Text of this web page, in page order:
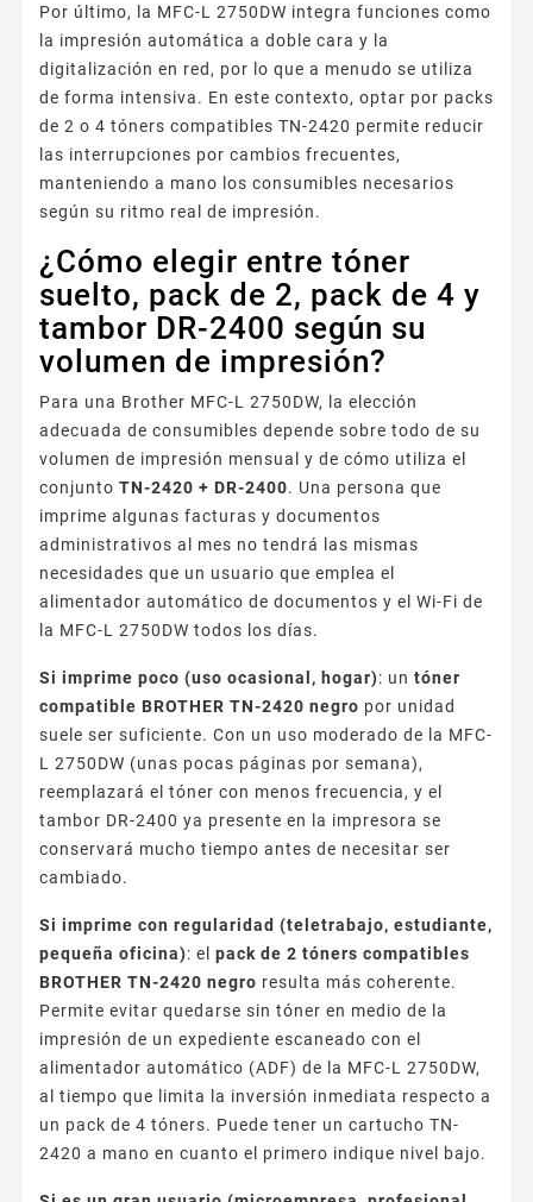
Por último, la MFC-L 2750DW integra funciones como
la impresión automática a doble cara y la
digitalización en red, por lo que a menudo se utiliza
de forma intensiva. En este contexto, optar por packs
de 2 o 4 tóners compatibles TN-2420 permite reducir
las interrupciones por cambios frecuentes,
manteniendo a mano los consumibles necesarios
según su ritmo real de impresión.
¿Cómo elegir entre tóner
suelto, pack de 2, pack de 4 y
tambor DR-2400 según su
volumen de impresión?
Para una Brother MFC-L 2750DW, la elección
adecuada de consumibles depende sobre todo de su
volumen de impresión mensual y de cómo utiliza el
conjunto TN-2420 + DR-2400. Una persona que
imprime algunas facturas y documentos
administrativos al mes no tendrá las mismas
necesidades que un usuario que emplea el
alimentador automático de documentos y el Wi-Fi de
la MFC-L 2750DW todos los días.
Si imprime poco (uso ocasional, hogar): un tóner
compatible BROTHER TN-2420 negro por unidad
suele ser suficiente. Con un uso moderado de la MFC-
L 2750DW (unas pocas páginas por semana),
reemplazará el tóner con menos frecuencia, y el
tambor DR-2400 ya presente en la impresora se
conservará mucho tiempo antes de necesitar ser
cambiado.
Si imprime con regularidad (teletrabajo, estudiante,
pequeña oficina): el pack de 2 tóners compatibles
BROTHER TN-2420 negro resulta más coherente.
Permite evitar quedarse sin tóner en medio de la
impresión de un expediente escaneado con el
alimentador automático (ADF) de la MFC-L 2750DW,
al tiempo que limita la inversión inmediata respecto a
un pack de 4 tóners. Puede tener un cartucho TN-
2420 a mano en cuanto el primero indique nivel bajo.